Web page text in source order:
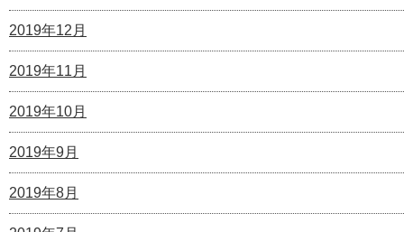
2019年12月
2019年11月
2019年10月
2019年9月
2019年8月